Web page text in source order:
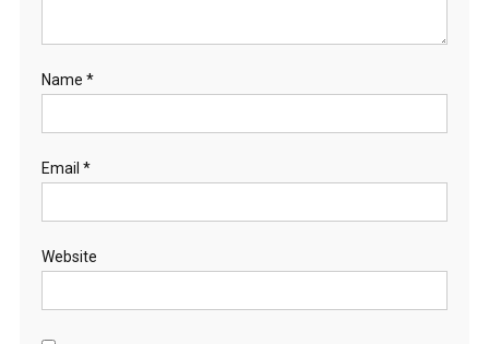
Name *
Email *
Website